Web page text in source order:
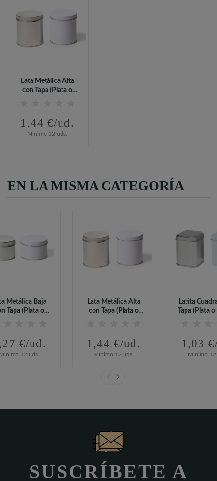
Lata Metálica Alta
con Tapa (Plata o
1,44 €/ud.
Mínimo 12 uds.
EN LA MISMA CATEGORÍA
Metálica Baja
Tapa (Plata o
€/ud.
12 uds.
Lata Metálica Alta
con Tapa (Plata o
1,44 €/ud.
Mínimo 12 uds.
Latita
Tapa (Plata o
1,03
Mínimo 12
SUSCRÍBETE A